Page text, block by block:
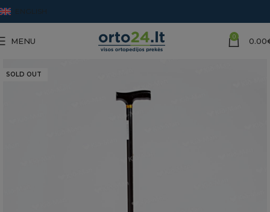
ENGLISH
MENU 0 0.00
SOLD OUT